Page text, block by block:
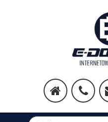
Szukaj w sklepie